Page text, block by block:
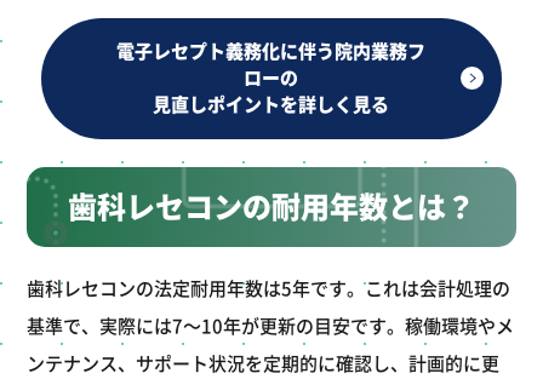
電子レセプト義務化に伴う院内業務フ
ローの
見直しポイントを詳しく見る
歯科レセコンの耐用年数とは？
歯科レセコンの法定耐用年数は5年です。これは会計処理の
基準で、実際には7～10年が更新の目安です。稼働環境やメ
ンテナンス、サポート状況を定期的に確認し、計画的に更